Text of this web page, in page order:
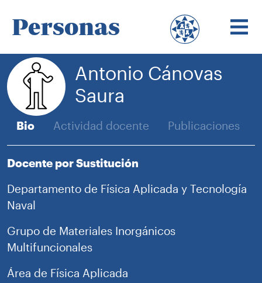
Personas
Antonio Cánovas
Saura
Bio Actividad docente Publicaciones
Docente por Sustitución
Departamento de Física Aplicada y Tecnología
Naval
Grupo de Materiales Inorgánicos
Multifuncionales
Área de Física Aplicada